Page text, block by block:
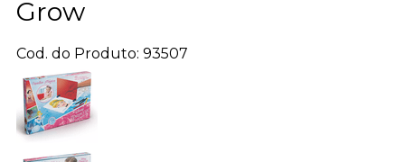
Grow
Cod. do Produto: 93507